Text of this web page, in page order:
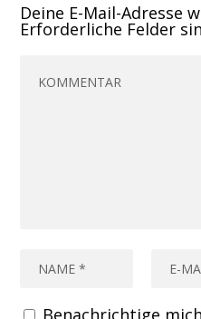
Deine E-Mail-Adresse
Erforderliche Felder
Benachrichtige